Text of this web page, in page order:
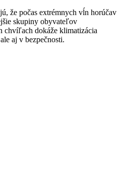
že počas extrémnych vĺn horúčav
skupiny obyvateľov
chvíľach dokáže klimatizácia
aj v bezpečnosti.